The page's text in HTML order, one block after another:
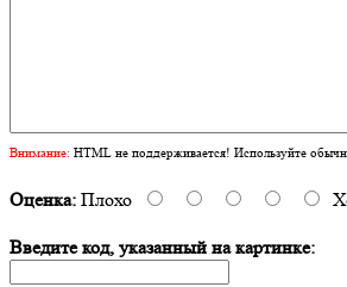
Внимание: HTML не поддерживается! Используйте
Оценка: Плохо
Введите код, указанный на картинке: